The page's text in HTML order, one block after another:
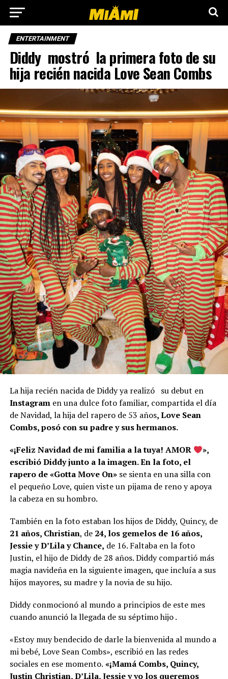
ENTERTAINMENT
Diddy mostró la primera foto de su
hija recién nacida Love Sean Combs
La hija recién nacida de Diddy ya realizó su debut en
Instagramen una dulce foto familiar, compartida el día
de Navidad, la hija del rapero de 53 años, Love Sean
Combs, posó con su padre y sus hermanos.
«¡Feliz Navidad de mi familia a la tuya! AMOR
»,
escribió Diddy junto a la imagen. En la foto, el
rapero de «Gotta Move On» se sienta en una silla con
el pequeño Love, quien viste un pijama de reno y apoya
la cabeza en su hombro.
También en la foto estaban los hijos de Diddy, Quincy, de
21 años, Christian, de 24, los gemelos de 16 años,
Jessie y D’Lila y Chance, de 16. Faltaba en la foto
Justin, el hijo de Diddy de 28 años. Diddy compartió más
magia navideña en la siguiente imagen, que incluía a sus
hijos mayores, su madre y la novia de su hijo.
Diddy conmocionó al mundo a principios de este mes
cuando anunció la llegada de su séptimo hijo .
«Estoy muy bendecido de darle la bienvenida al mundo a
mi bebé, Love Sean Combs», escribió en las redes
sociales en ese momento. «¡Mamá Combs, Quincy,
Justin Christian, D’Lila, Jessie y yo los queremos